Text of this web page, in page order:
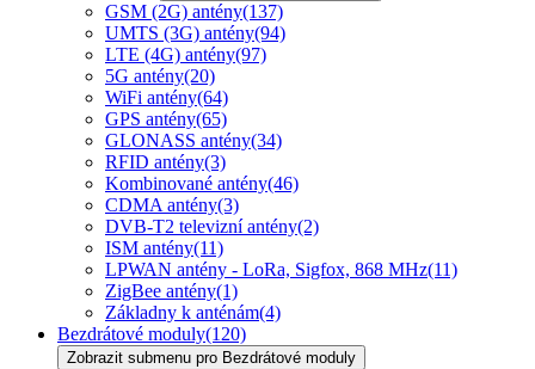
GSM (2G) antény(137)
UMTS (3G) antény(94)
LTE (4G) antény(97)
5G antény(20)
WiFi antény(64)
GPS antény(65)
GLONASS antény(34)
RFID antény(3)
Kombinované antény(46)
CDMA antény(3)
DVB-T2 televizní antény(2)
ISM antény(11)
LPWAN antény - LoRa, Sigfox, 868 MHz(11)
ZigBee antény(1)
Základny k anténám(4)
Bezdrátové moduly(120)
Zobrazit submenu pro Bezdrátové moduly